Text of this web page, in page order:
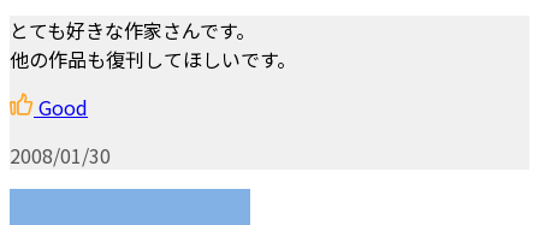
とても好きな作家さんです。
他の作品も復刊してほしいです。
Good
2008/01/30